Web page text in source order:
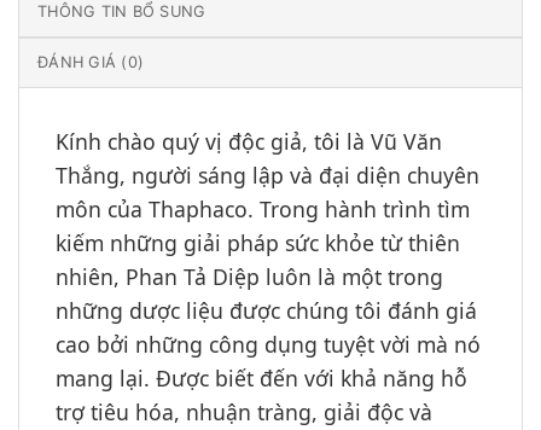
THÔNG TIN BỔ SUNG
ĐÁNH GIÁ (0)
Kính chào quý vị độc giả, tôi là Vũ Văn
Thắng, người sáng lập và đại diện chuyên
môn của Thaphaco. Trong hành trình tìm
kiếm những giải pháp sức khỏe từ thiên
nhiên, Phan Tả Diệp luôn là một trong
những dược liệu được chúng tôi đánh giá
cao bởi những công dụng tuyệt vời mà nó
mang lại. Được biết đến với khả năng hỗ
trợ tiêu hóa, nhuận tràng, giải độc và